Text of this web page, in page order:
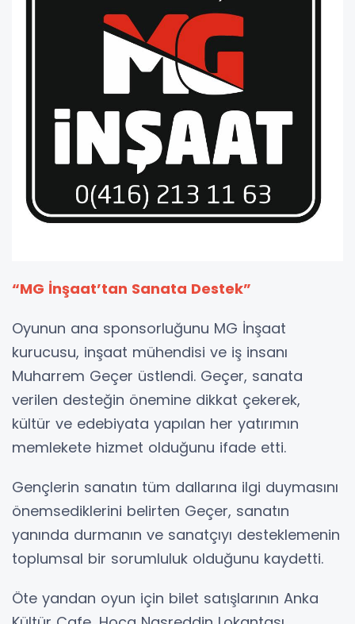
“MG İnşaat’tan Sanata Destek”
Oyunun ana sponsorluğunu MG İnşaat
kurucusu, inşaat mühendisi ve iş insanı
Muharrem Geçer üstlendi. Geçer, sanata
verilen desteğin önemine dikkat çekerek,
kültür ve edebiyata yapılan her yatırımın
memlekete hizmet olduğunu ifade etti.
Gençlerin sanatın tüm dallarına ilgi duymasını
önemsediklerini belirten Geçer, sanatın
yanında durmanın ve sanatçıyı desteklemenin
toplumsal bir sorumluluk olduğunu kaydetti.
Öte yandan oyun için bilet satışlarının Anka